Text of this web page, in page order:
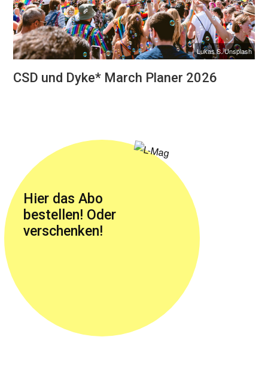
Lukas S./Unsplash
CSD und Dyke* March Planer 2026
Hier das Abo
bestellen! Oder
verschenken!